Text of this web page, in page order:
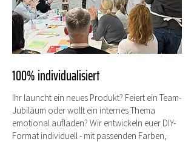
100% individualisiert
Ihr launcht ein neues Produkt? Feiert ein Team-
Jubiläum oder wollt ein internes Thema
emotional aufladen? Wir entwickeln euer DIY-
Format individuell - mit passenden Farben,